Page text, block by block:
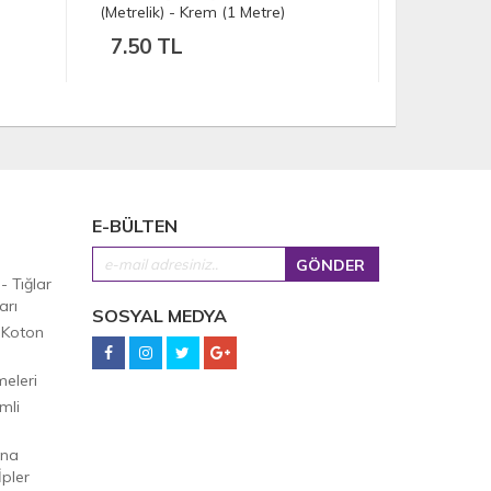
12.00 TL
Tığlar
E-BÜLTEN
SOSYAL MEDYA